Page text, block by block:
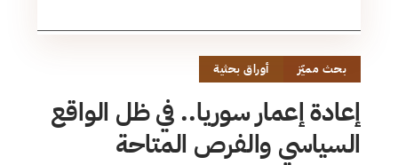
بحث مميّز أوراق بحثية
إعادة إعمار سوريا.. في ظل الواقع
السياسي والفرص المتاحة